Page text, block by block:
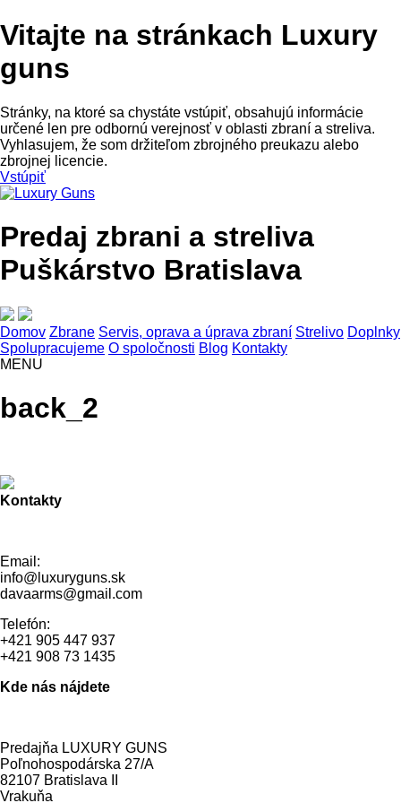
Vitajte na stránkach Luxury
guns
Stránky, na ktoré sa chystáte vstúpiť, obsahujú informácie
určené len pre odbornú verejnosť v oblasti zbraní a streliva.
Vyhlasujem, že som držiteľom zbrojného preukazu alebo
zbrojnej licencie.
Vstúpiť
Predaj zbrani a streliva
Puškárstvo Bratislava
Domov Zbrane Servis, oprava a úprava zbraní Strelivo Doplnky
Spolupracujeme O spoločnosti Blog Kontakty
MENU
back_2
Kontakty
Email:
info@luxuryguns.sk
davaarms@gmail.com
Telefón:
+421 905 447 937
+421 908 73 1435
Kde nás nájdete
Predajňa LUXURY GUNS
Poľnohospodárska 27/A
82107 Bratislava II
Vrakuňa